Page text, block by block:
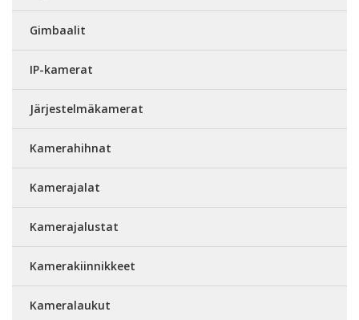
Gimbaalit
IP-kamerat
Järjestelmäkamerat
Kamerahihnat
Kamerajalat
Kamerajalustat
Kamerakiinnikkeet
Kameralaukut